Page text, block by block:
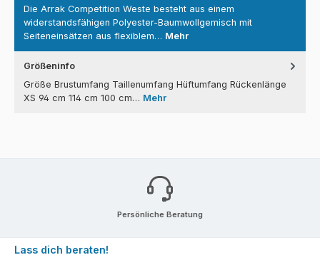
Die Arrak Competition Weste besteht aus einem
widerstandsfähigen Polyester-Baumwollgemisch mit
Seiteneinsätzen aus flexiblem… Mehr
Größeninfo
Größe Brustumfang Taillenumfang Hüftumfang Rückenlänge
XS 94 cm 114 cm 100 cm… Mehr
Persönliche Beratung
Lass dich beraten!